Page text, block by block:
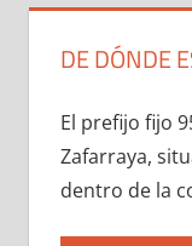
DE DÓNDE
El prefijo fijo
Zafarraya,
dentro dе la